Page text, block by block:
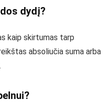
dydį?
kaip skirtumas tarp
absoliučia suma arba
?